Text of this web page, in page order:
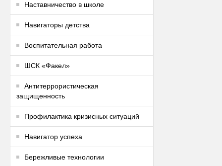
Наставничество в школе
Навигаторы детства
Воспитательная работа
ШСК «Факел»
Антитеррористическая
защищенность
Профилактика кризисных ситуаций
Навигатор успеха
Бережливые технологии